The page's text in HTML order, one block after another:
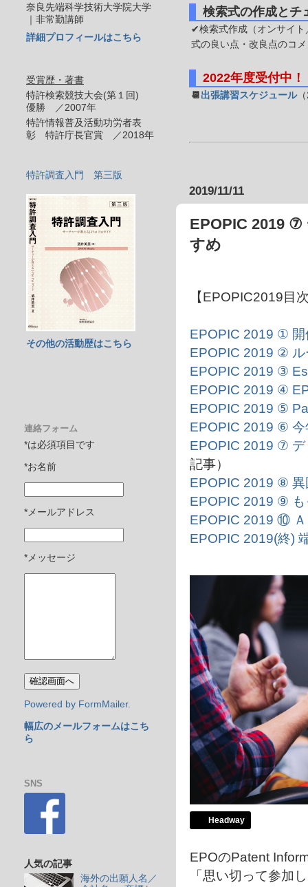
検索式の作成とチ
✔検索式作成（オンサイト
式の良い点・改良点のコ
2022年度受付中！
📆 出張講習スケジュール
2019/11/11
EPOPIC 2019 ⑦
すめ
【EPOPIC2019目
EPOPIC 2019 ① 開
EPOPIC 2019 ② ル
EPOPIC 2019 ③
EPOPIC 2019 ④
EPOPIC 2019 ⑤
EPOPIC 2019 ⑥ 今
EPOPIC 2019 ⑦ デ
記事）
EPOPIC 2019 ⑧ 異
EPOPIC 2019 ⑨ も
EPOPIC 2019 ⑩ Ａ
EPOPIC 2019(終)
Headway
EPOのPatent
「思い切って参加
奈良先端科学技術大学院大学
｜非常勤講師
詳細プロフィールはこちら
受賞歴・著書
特許検索競技大会(第１回)
優勝 ／2007年
特許情報普及活動功労者表
彰 特許庁長官賞 ／2018年
特許調査入門 第三版
その他の活動歴はこちら
連絡フォーム
*は必須項目です
*お名前
*メールアドレス
*メッセージ
Powered by FormMailer.
幅広のメールフォームはこち
ら
SNS
人気の記事
海外の出願人名／